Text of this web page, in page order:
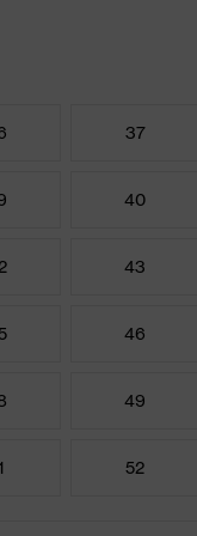
37
40
43
46
49
52